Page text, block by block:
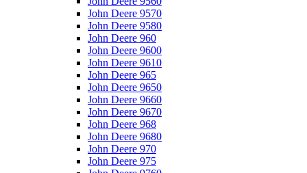
John Deere 9570
John Deere 9580
John Deere 960
John Deere 9600
John Deere 9610
John Deere 965
John Deere 9650
John Deere 9660
John Deere 9670
John Deere 968
John Deere 9680
John Deere 970
John Deere 975